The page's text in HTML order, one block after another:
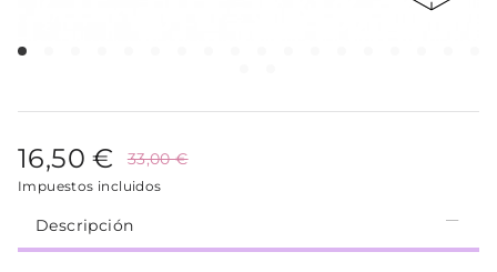
16,50 € 33,00 €
Impuestos incluidos
Descripción